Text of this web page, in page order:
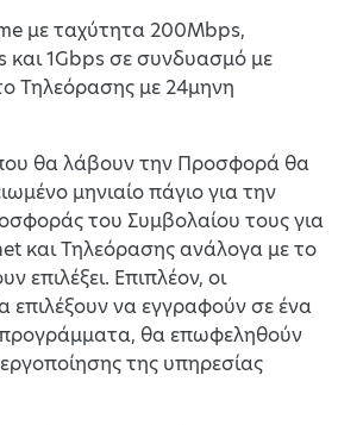
με ταχύτητα 200Mbps,
1Gbps σε συνδυασμό με
Τηλεόρασης με 24μηνη
θα λάβουν την Προσφορά θα
μηνιαίο πάγιο για την
του Συμβολαίου τους για
και Τηλεόρασης ανάλογα με το
επιλέξει. Επιπλέον, οι
επιλέξουν να εγγραφούν σε ένα
θα επωφεληθούν
της υπηρεσίας